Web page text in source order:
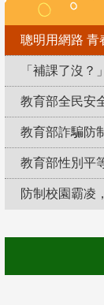
聰明用網路 青
「補課了沒
教育部全民安
教育部詐騙防
教育部性別平
防制校園霸凌